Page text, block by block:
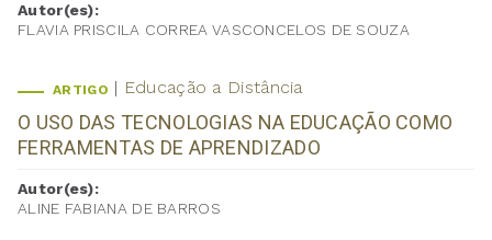
Autor(es):
FLAVIA PRISCILA CORREA VASCONCELOS DE SOUZA
ARTIGO Educação a Distância
O USO DAS TECNOLOGIAS NA EDUCAÇÃO COMO
FERRAMENTAS DE APRENDIZADO
Autor(es):
ALINE FABIANA DE BARROS